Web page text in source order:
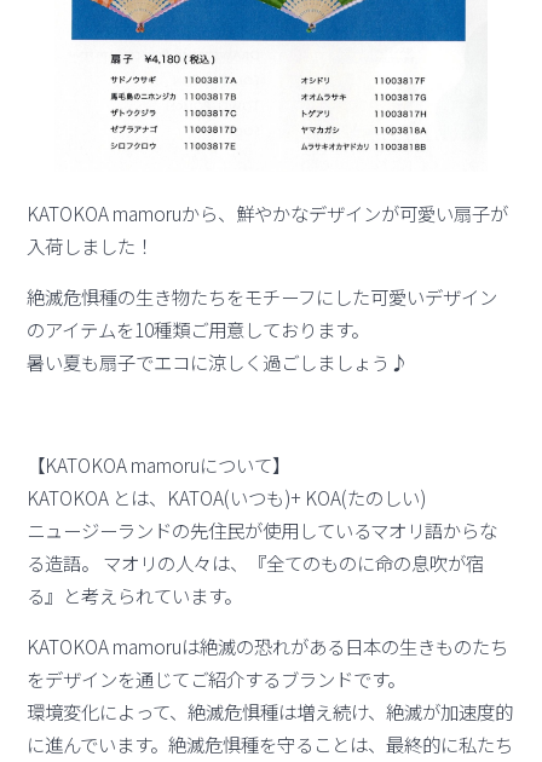
KATOKOA mamoruから、鮮やかなデザインが可愛い扇子が
入荷しました！
絶滅危惧種の生き物たちをモチーフにした可愛いデザイン
のアイテムを10種類ご用意しております。
暑い夏も扇子でエコに涼しく過ごしましょう♪
【KATOKOA mamoruについて】
KATOKOA とは、KATOA(いつも)+ KOA(たのしい)
ニュージーランドの先住民が使用しているマオリ語からな
る造語。 マオリの人々は、『全てのものに命の息吹が宿
る』と考えられています。
KATOKOA mamoruは絶滅の恐れがある日本の生きものたち
をデザインを通じてご紹介するブランドです。
環境変化によって、絶滅危惧種は増え続け、絶滅が加速度的
に進んでいます。絶滅危惧種を守ることは、最終的に私たち